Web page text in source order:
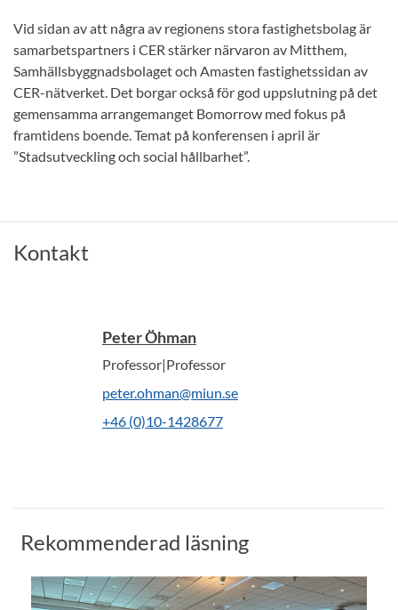
Vid sidan av att några av regionens stora fastighetsbolag är
samarbetspartners i CER stärker närvaron av Mitthem,
Samhällsbyggnadsbolaget och Amasten fastighetssidan av
CER-nätverket. Det borgar också för god uppslutning på det
gemensamma arrangemanget Bomorrow med fokus på
framtidens boende. Temat på konferensen i april är
”Stadsutveckling och social hållbarhet”.
Kontakt
Peter Öhman
Professor|Professor
peter.ohman@miun.se
+46 (0)10-1428677
Rekommenderad läsning